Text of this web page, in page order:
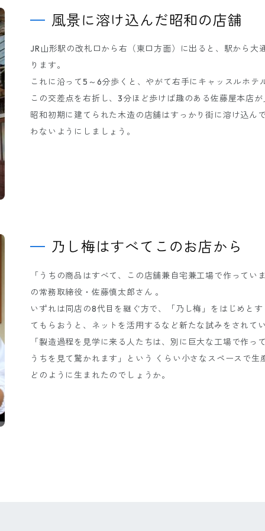
風景に溶け込んだ昭和の店舗
JR山形駅の改札口から右（東口方面）に出ると、駅から大
ります。
これに沿って5～6分歩くと、やがて右手にキャッスルホテ
この交差点を右折し、3分ほど歩けば趣のある佐藤屋本店
昭和初期に建てられた木造の店舗はすっかり街に溶け込ん
わないようにしましょう。
乃し梅はすべてこのお店から
「うちの商品はすべて、この店舗兼自宅兼工場で作ってい
の常務取締役・佐藤慎太郎さん 。
いずれは同店の8代目を継ぐ方で、「乃し梅」をはじめと
てもらおうと、ネットを活用するなど新たな試みをされて
「製造過程を見学に来る人たちは、別に巨大な工場で作っ
うちを見て驚かれます」という くらい小さなスペースで
どのように生まれたのでしょうか。